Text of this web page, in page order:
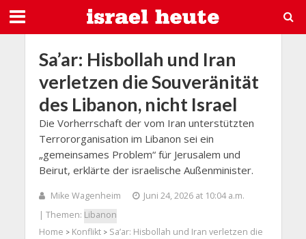
Sa’ar: Hisbollah und Iran
verletzen die Souveränität
des Libanon, nicht Israel
Die Vorherrschaft der vom Iran unterstützten
Terrororganisation im Libanon sei ein
„gemeinsames Problem“ für Jerusalem und
Beirut, erklärte der israelische Außenminister.
Mike Wagenheim
Juni 24, 2026 at 10:04 a.m.
| Themen: Libanon
Home > Konflikt> Sa’ar: Hisbollah und Iran verletzen die